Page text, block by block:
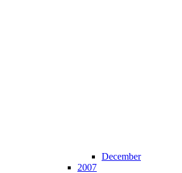
December
2007